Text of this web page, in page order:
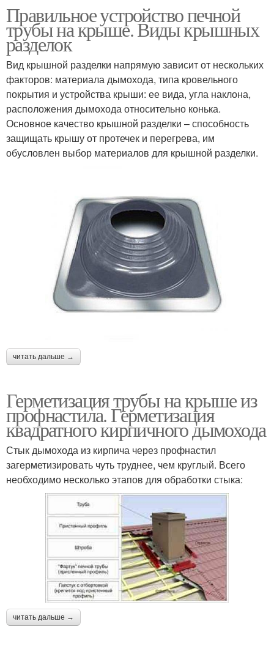
Правильное устройство печной
трубы на крыше. Виды крышных
разделок
Вид крышной разделки напрямую зависит от нескольких
факторов: материала дымохода, типа кровельного
покрытия и устройства крыши: ее вида, угла наклона,
расположения дымохода относительно конька.
Основное качество крышной разделки – способность
защищать крышу от протечек и перегрева, им
обусловлен выбор материалов для крышной разделки.
читать дальше →
Герметизация трубы на крыше из
профнастила. Герметизация
квадратного кирпичного дымохода
Стык дымохода из кирпича через профнастил
загерметизировать чуть труднее, чем круглый. Всего
необходимо несколько этапов для обработки стыка:
читать дальше →